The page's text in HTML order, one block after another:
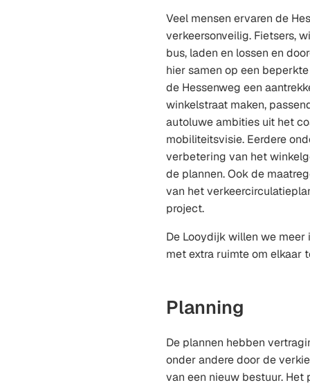
Veel mensen ervaren de
verkeersonveilig. Fietsers,
bus, laden en lossen en
hier samen op een
de Hessenweg een
winkelstraat maken,
autoluwe ambities uit het
mobiliteitsvisie. Eerdere
verbetering van het
de plannen. Ook de
van het
project.
De Looydijk willen we
met extra ruimte om elkaar
Planning
De plannen hebben
onder andere door de
van een nieuw bestuur.